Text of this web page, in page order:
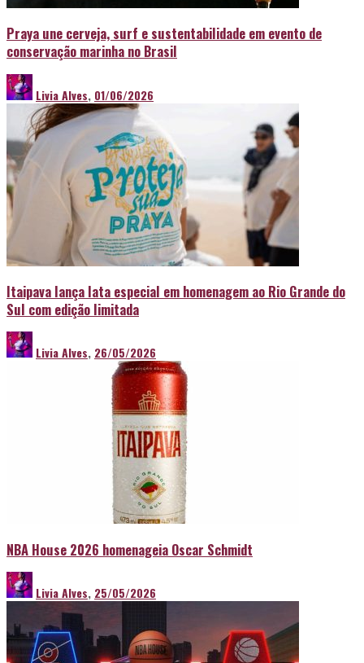
Praya une cerveja, surf e sustentabilidade em evento de
conservação marinha no Brasil
Livia Alves, 01/06/2026
Itaipava lança lata especial em homenagem ao Rio Grande do
Sul com edição limitada
Livia Alves, 26/05/2026
NBA House 2026 homenageia Oscar Schmidt
Livia Alves, 25/05/2026